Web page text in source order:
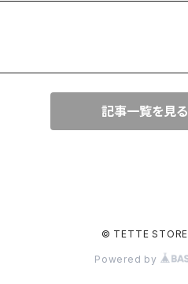
記事一覧を見る
© TETTE STORE
Powered by